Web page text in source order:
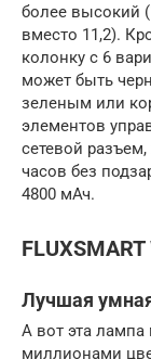
более высокий
вместо 11,2).
колонку с 6
может быть
зеленым или
элементов
сетевой
часов без
4800 мАч.
Лучшая
А вот эта лампа
миллионами